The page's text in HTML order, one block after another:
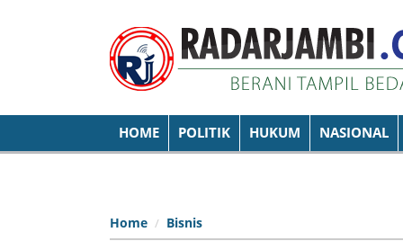
HOME POLITIK HUKUM NASIONAL
Home Bisnis